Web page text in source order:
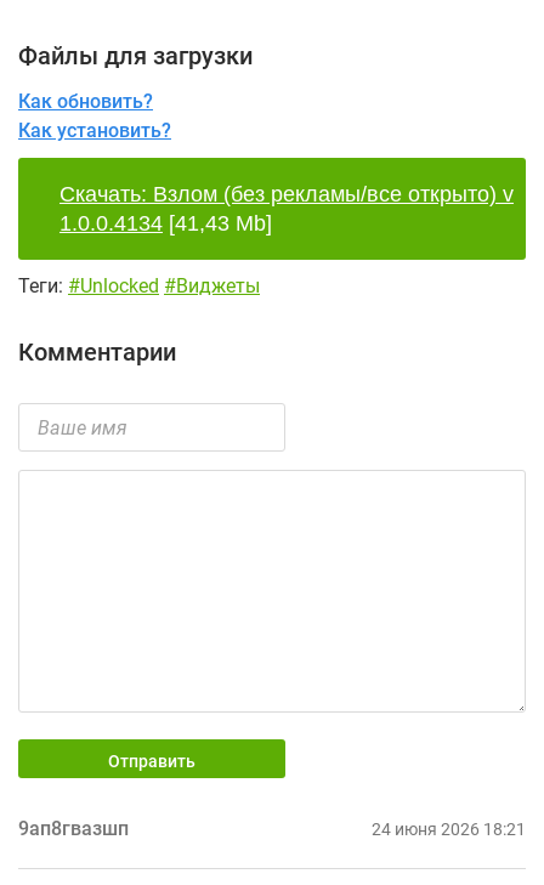
Файлы для загрузки
Как обновить?
Как установить?
Скачать: Взлом (без рекламы/все открыто) v
1.0.0.4134 [41,43 Mb]
Теги: #Unlocked #Виджеты
Комментарии
Отправить
9ап8гвазшп 24 июня 2026 18:21